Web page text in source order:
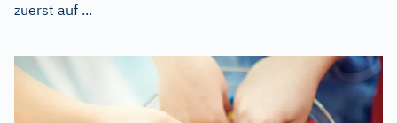
zuerst auf ...